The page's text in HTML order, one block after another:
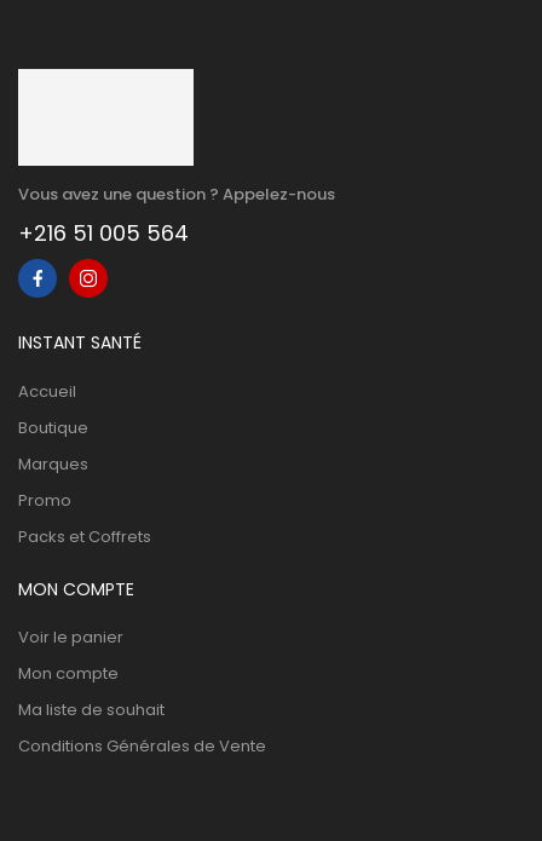
Vous avez une question ? Appelez-nous
+216 51 005 564
INSTANT SANTÉ
Accueil
Boutique
Marques
Promo
Packs et Coffrets
MON COMPTE
Voir le panier
Mon compte
Ma liste de souhait
Conditions Générales de Vente